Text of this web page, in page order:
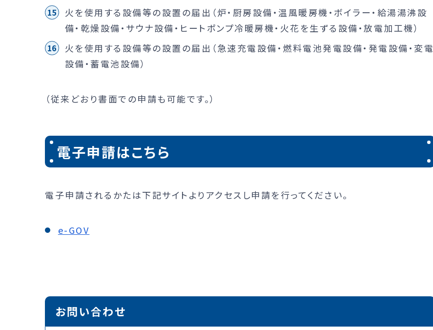
火を使用する設備等の設置の届出（炉・厨房設備・温風暖房機・ボイラー・給湯湯沸設
備・乾燥設備・サウナ設備・ヒートポンプ冷暖房機・火花を生ずる設備・放電加工機）
火を使用する設備等の設置の届出（急速充電設備・燃料電池発電設備・発電設備・変電
設備・蓄電池設備）
（従来どおり書面での申請も可能です。）
電子申請はこちら
電子申請されるかたは下記サイトよりアクセスし申請を行ってください。
e-GOV
お問い合わせ